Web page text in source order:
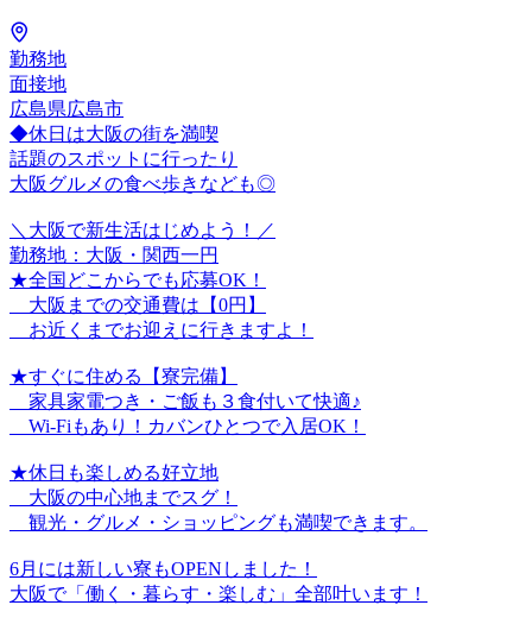
勤務地
面接地
広島県広島市
◆休日は大阪の街を満喫
話題のスポットに行ったり
大阪グルメの食べ歩きなども◎
＼大阪で新生活はじめよう！／
勤務地：大阪・関西一円
★全国どこからでも応募OK！
大阪までの交通費は【0円】
お近くまでお迎えに行きますよ！
★すぐに住める【寮完備】
家具家電つき・ご飯も３食付いて快適♪
Wi-Fiもあり！カバンひとつで入居OK！
★休日も楽しめる好立地
大阪の中心地までスグ！
観光・グルメ・ショッピングも満喫できます。
6月には新しい寮もOPENしました！
大阪で「働く・暮らす・楽しむ」全部叶います！